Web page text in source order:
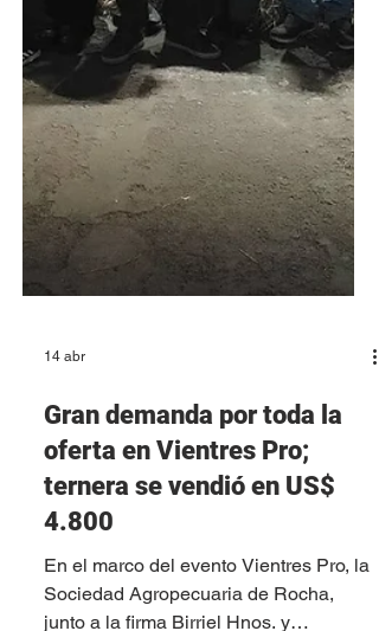
14 abr
Gran demanda por toda la
oferta en Vientres Pro;